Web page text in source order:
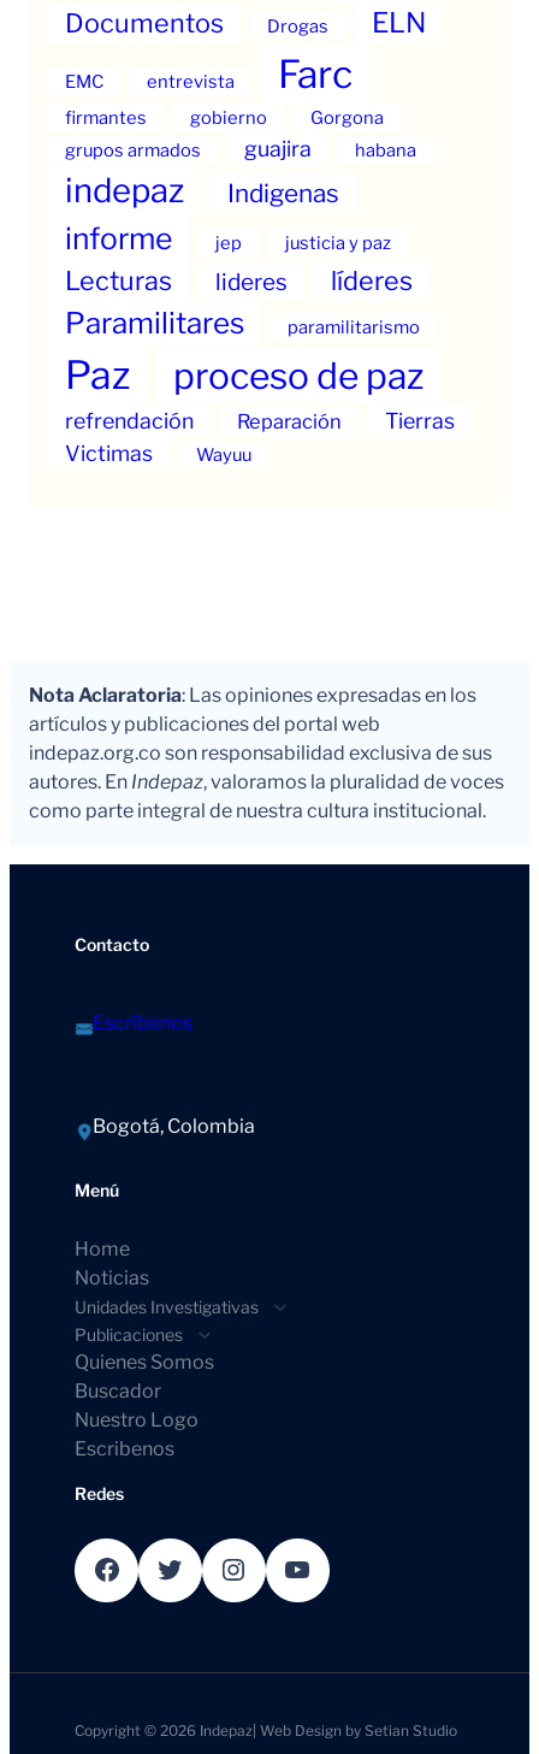
Documentos Drogas ELN
EMC entrevista Farc
firmantes gobierno
Gorgona
grupos armados
guajira habana
indepaz Indigenas
informe jep justicia y paz
Lecturas lideres líderes
Paramilitares paramilitarismo
Paz proceso de paz
refrendación Reparación
Tierras
Victimas
Wayuu
Nota Aclaratoria: Las opiniones expresadas en los
artículos y publicaciones del portal web
indepaz.org.co son responsabilidad exclusiva de sus
autores. En Indepaz, valoramos la pluralidad de voces
como parte integral de nuestra cultura institucional.
Contacto
Escríbenos
Bogotá, Colombia
Menú
Home
Noticias
Unidades Investigativas
Publicaciones
Quienes Somos
Buscador
Nuestro Logo
Escribenos
Redes
Facebook Twitter Instagram YouTube
Copyright © 2026 Indepaz |Web Design bySetian Studio